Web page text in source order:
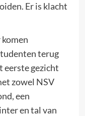
Er is klacht
terug
eerste gezicht
zowel NSV
een
en tal van